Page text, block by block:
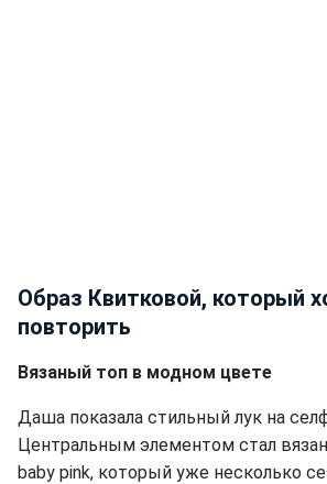
Образ Квитковой, который
повторить
Вязаный топ в модном цвете
Даша показала стильный лук на
Центральным элементом стал
baby pink, который уже несколько